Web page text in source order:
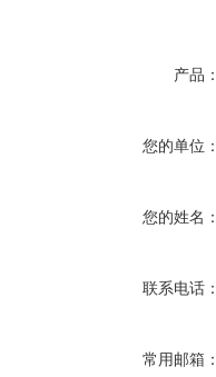
产品
您的单位
您的姓名
联系电话
常用邮箱